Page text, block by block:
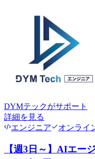
DYMテックがサポート
詳細を見る
エンジニア
オンライ
【週3日～】AIエー